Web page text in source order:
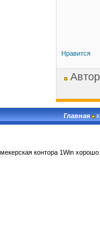
Нравится
Главная
контора 1Win